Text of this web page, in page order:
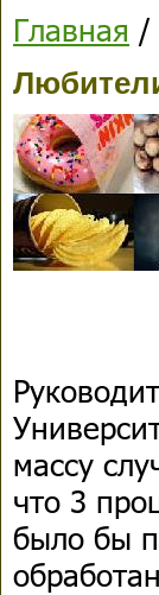
Главная /
массу
что 3
было бы